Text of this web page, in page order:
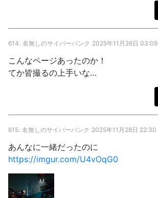
614. 名無しのサイバーパンク 2025年11月26日 03:09
こんなページあったのか！
てか皆撮るの上手いな…
615. 名無しのサイバーパンク 2025年11月28日 22:30
あんなに一緒だったのに
https://imgur.com/U4vOqG0